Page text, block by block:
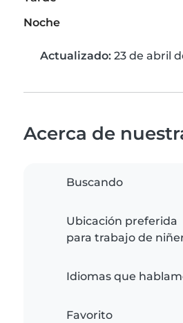
Noche
Actualizado: 23 de abril
Acerca de
Buscando
Ubicación preferida
para trabajo de
Idiomas que
Favorito